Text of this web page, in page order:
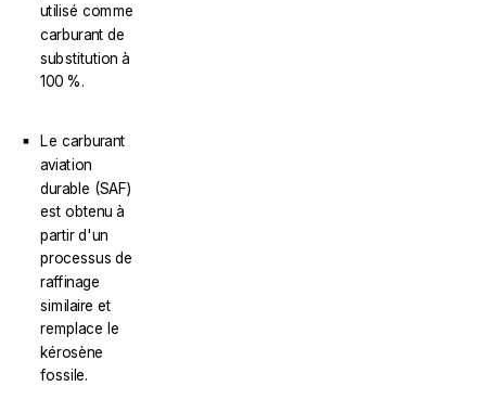
utilisé comme
carburant de
substitution à
100 %.
Le carburant
aviation
durable (SAF)
est obtenu à
partir d'un
processus de
raffinage
similaire et
remplace le
kérosène
fossile.